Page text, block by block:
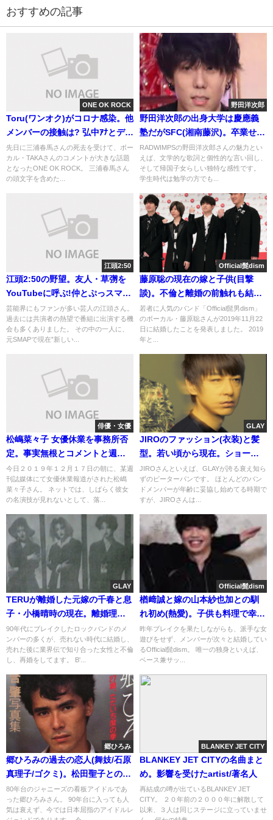
おすすめの記事
ONE OK ROCK
Toru(ワンオク)がコロナ感染。他
メンバーの接触は? 弘中ｱﾅとディ
ズニー
先日に三浦春馬さんの死去を受けて、ボー
カル・TAKAさんのコメントが大きな話題
となったONE OK ROCK。 三浦春馬さん
の頭文字を含めた...
野田洋次郎
野田洋次郎の出身大学は慶應義
塾だがSFC(湘南藤沢)。卒業せず
中退の理由
RADWIMPSの野田洋次郎さんの魅力とい
えば、文学的な歌詞と個性的な言い回し、
そして帰国子女らしい独特な感性です。
学生時代は勉学の方でも...
江頭2:50
江頭2:50の野望。友人・草彅を
YouTubeに呼ぶ!仲とぷっスマで
の共演
芸能界にもファンが多い芸人の江頭さん。
過去には共演者の熱望で番組に出演する機
会も多くありました。 その中の一人に、
元SMAPで現在”新しい...
Official髭dism
藤原聡の現在の嫁と子供(目撃
談)。不倫と離婚の前触れも結婚
指輪の男気
若者に人気のバンド「Official髭男dism」
のボーカル・藤原聡さんが2019年11月22
日に結婚したことを発表しました。 2019
年と...
俳優・女優
松嶋菜々子 女優休業を事務所否
定。事実無根とコメントと週刊
誌内容
今日２０１９年１２月１７日の朝に、某週
刊誌媒体にて女優休業報道がされた松嶋
菜々子さん。 ネットでは、しばらく彼女
の名演技が見れないとして、落...
GLAY
JIROのファッション(衣装)と髪
型。若い頃から現在。ショート
は黒歴史?
JIROさんといえば、GLAYが誇る衰え知ら
ずのピーターパンです。 ほとんどのバン
ドメンバーが年齢に妥協し始めてる時期で
すが、JIROさんは...
GLAY
TERUが離婚した元嫁の千春と息
子・小橋晴時の現在。離婚理由
は亜美の略奪愛
90年代にブレイクしたロックバンドのメ
ンバーの多くが、売れない時代に結婚し、
売れた後に業界伝で知り合った女性と不倫
し、再婚をしてます。 B'...
Official髭dism
楢﨑誠と嫁の山本紗也加との馴
れ初め(熱愛)。子供も料理で幸
せ？(クックパッド)
昨年ブレイクを果たしながらも、派手な女
遊びをせず、メンバーが次々と結婚してい
るOfficial髭dism。 唯一の独身といえば、
ベース兼サッ...
郷ひろみ
郷ひろみの過去の恋人(舞妓/石原
真理子/ゴクミ)。松田聖子との破
局理由は浮気
80年台のジャニーズの看板アイドルであ
った郷ひろみさん。 90年台に入っても人
気は衰えず、今では日本屈指のアイドルレ
BLANKEY JET CITY
BLANKEY JET CITYの名曲まと
め。影響を受けたartist/著名人
再結成の噂が出ているBLANKEY JET
CITY。 ２０年前の２０００年に解散して
以来、３人は同じステージに立っていませ